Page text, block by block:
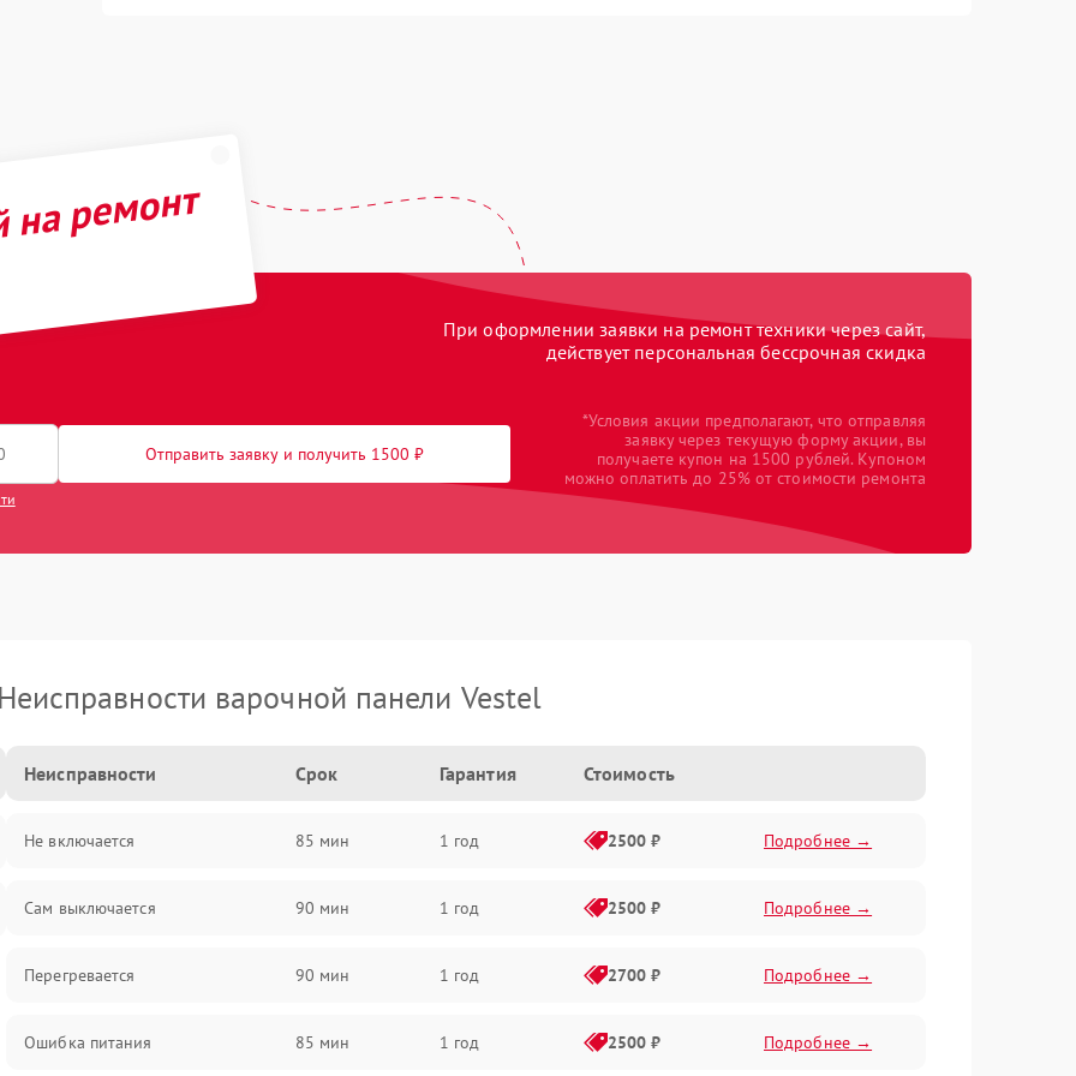
ремонт
При оформлении заявки на ремонт техники через сайт,
действует персональная бессрочная скидка
Отправить заявку и получить 1500 ₽
*Условия акции предполагают, что отправляя
заявку через текущую форму акции, вы
получаете купон на 1500 рублей. Купоном
можно оплатить до 25% от стоимости ремонта
Неисправности варочной панели Vestel
Неисправности Срок Гарантия Стоимость
Не включается 85 мин 1 год 2500 ₽ Подробнее →
Сам выключается 90 мин 1 год 2500 ₽ Подробнее →
Перегревается 90 мин 1 год 2700 ₽ Подробнее →
Ошибка питания 85 мин 1 год 2500 ₽ Подробнее →